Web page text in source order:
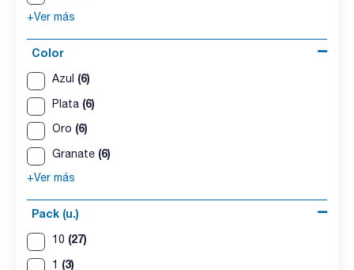
+Ver más
Color
Azul (6)
Plata (6)
Oro (6)
Granate (6)
+Ver más
Pack (u.)
10 (27)
1 (3)